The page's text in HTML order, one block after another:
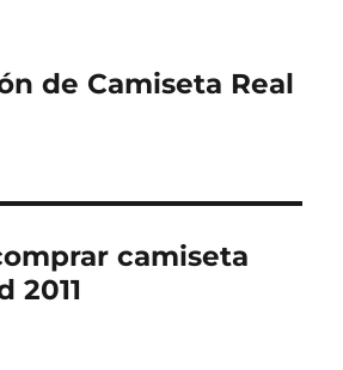
de Camiseta Real
camiseta
2011